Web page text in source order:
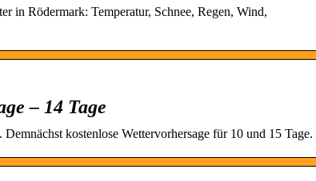
in Rödermark: Temperatur, Schnee, Regen, Wind,
– 14 Tage
kostenlose Wettervorhersage für 10 und 15 Tage.